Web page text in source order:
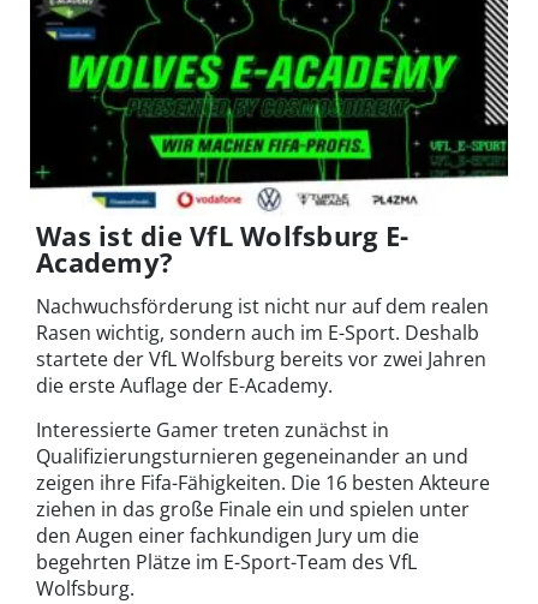
Was ist die VfL Wolfsburg E-
Academy?
Nachwuchsförderung ist nicht nur auf dem realen
Rasen wichtig, sondern auch im E-Sport. Deshalb
startete der VfL Wolfsburg bereits vor zwei Jahren
die erste Auflage der E-Academy.
Interessierte Gamer treten zunächst in
Qualifizierungsturnieren gegeneinander an und
zeigen ihre Fifa-Fähigkeiten. Die 16 besten Akteure
ziehen in das große Finale ein und spielen unter
den Augen einer fachkundigen Jury um die
begehrten Plätze im E-Sport-Team des VfL
Wolfsburg.